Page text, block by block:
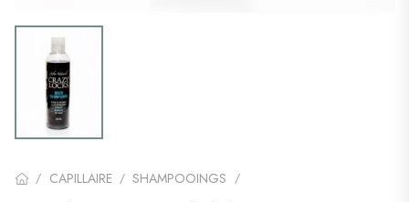
/ CAPILLAIRE / SHAMPOOINGS /